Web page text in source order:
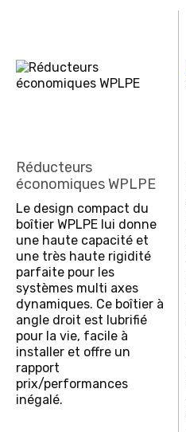
Réducteurs
économiques WPLPE
Le design compact du
boîtier WPLPE lui donne
une haute capacité et
une très haute rigidité
parfaite pour les
systèmes multi axes
dynamiques. Ce boîtier à
angle droit est lubrifié
pour la vie, facile à
installer et offre un
rapport
prix/performances
inégalé.